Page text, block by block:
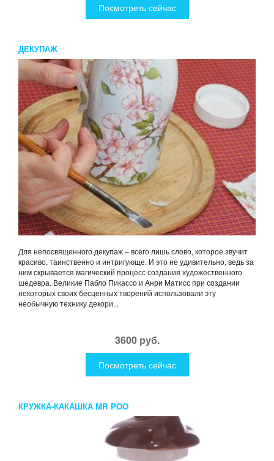
Посмотреть сейчас
ДЕКУПАЖ
Для непосвященного декупаж – всего лишь слово, которое звучит
красиво, таинственно и интригующе. И это не удивительно, ведь за
ним скрывается магический процесс создания художественного
шедевра. Великие Пабло Пикассо и Анри Матисс при создании
некоторых своих бесценных творений использовали эту
необычную технику декори...
3600 руб.
Посмотреть сейчас
КРУЖКА-КАКАШКА MR POO